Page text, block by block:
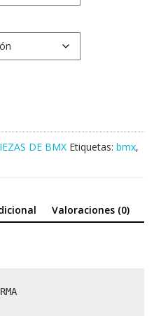
DE BMX Etiquetas: bmx,
Valoraciones (0)